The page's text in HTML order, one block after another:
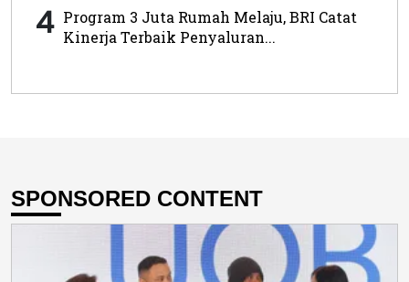
4 Program 3 Juta Rumah Melaju, BRI Catat
Kinerja Terbaik Penyaluran...
SPONSORED CONTENT